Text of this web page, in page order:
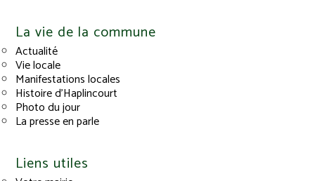
La vie de la commune
Actualité
Vie locale
Manifestations locales
Histoire d’Haplincourt
Photo du jour
La presse en parle
Liens utiles